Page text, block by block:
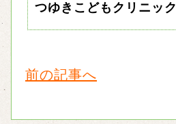
つゆきこどもクリニック
前の記事へ